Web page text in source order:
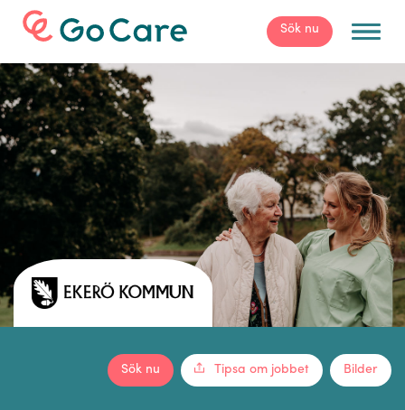
För arbetsgivare Sök nu
Bilder
Tipsa om jobbet
Sök nu